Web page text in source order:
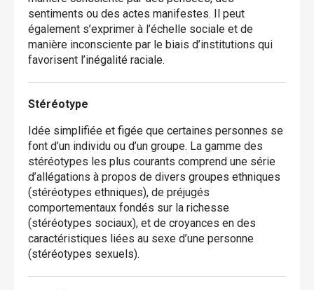
sentiments ou des actes manifestes. Il peut
également s’exprimer à l’échelle sociale et de
manière inconsciente par le biais d’institutions qui
favorisent l’inégalité raciale.
Stéréotype
Idée simplifiée et figée que certaines personnes se
font d’un individu ou d’un groupe. La gamme des
stéréotypes les plus courants comprend une série
d’allégations à propos de divers groupes ethniques
(stéréotypes ethniques), de préjugés
comportementaux fondés sur la richesse
(stéréotypes sociaux), et de croyances en des
caractéristiques liées au sexe d’une personne
(stéréotypes sexuels).